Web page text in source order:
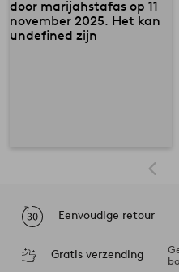
Eenvoudige retour
Gratis verzending